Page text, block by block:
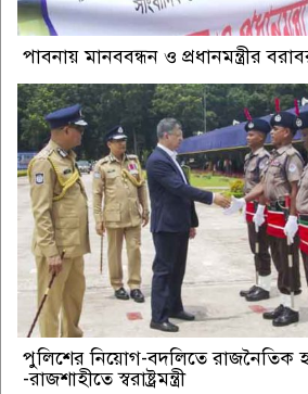
পাবনায় মানববন্ধন ও প্রধানমন্ত্রীর
পুলিশের নিয়োগ-বদলিতে রাজনৈতিক
-রাজশাহীতে স্বরাষ্ট্রমন্ত্রী